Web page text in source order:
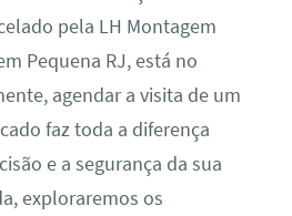
pela LH Montagem
Pequena RJ, está no
agendar a visita de um
faz toda a diferença
e a segurança da sua
exploraremos os